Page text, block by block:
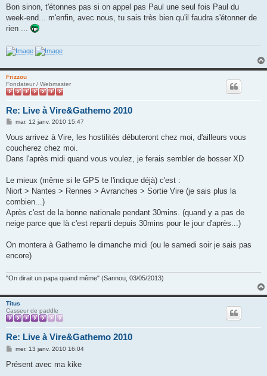
Bon sinon, t'étonnes pas si on appel pas Paul une seul fois Paul du
week-end... m'enfin, avec nous, tu sais très bien qu'il faudra s'étonner de
rien ...
Frizzou
Fondateur / Webmaster
Re: Live à Vire&Gathemo 2010
M
s
a
g
mar. 12 janv. 2010 15:47
Vous arrivez à Vire, les hostilités débuteront chez moi, d'ailleurs vous
coucherez chez moi.
Dans l'après midi quand vous voulez, je ferais sembler de bosser XD
Le mieux (même si le GPS te l'indique déjà) c'est :
Niort > Nantes > Rennes > Avranches > Sortie Vire (je sais plus la
combien...)
Après c'est de la bonne nationale pendant 30mins. (quand y a pas de
neige parce que là c'est reparti depuis 30mins pour le jour d'après...)
On montera à Gathemo le dimanche midi (ou le samedi soir je sais pas
encore)
"On dirait un papa quand même" (Sannou, 03/05/2013)
Titus
Casseur de paddle
Re: Live à Vire&Gathemo 2010
M
s
mer. 13 janv. 2010 16:04
Présent avec ma kike